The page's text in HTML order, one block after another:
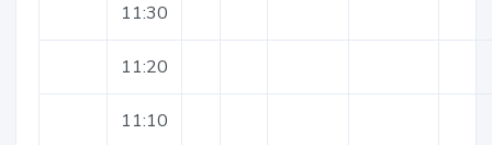
11:30
11:20
11:10